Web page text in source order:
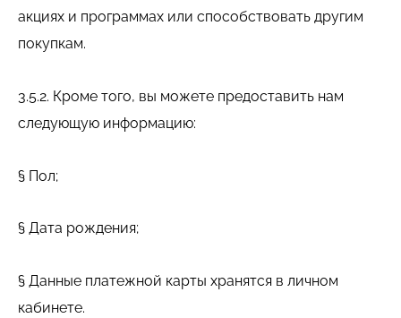
акциях и программах или способствовать другим
покупкам.
3.5.2. Кроме того, вы можете предоставить нам
следующую информацию:
§ Пол;
§ Дата рождения;
§ Данные платежной карты хранятся в личном
кабинете.